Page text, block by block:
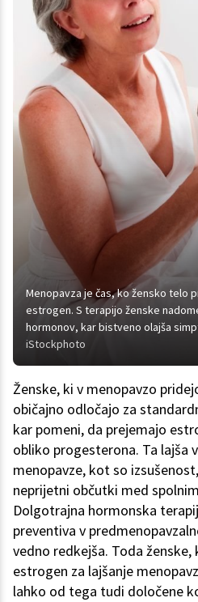
Menopavza je čas, ko žensko telo
estrogen. S terapijo ženske
hormonov, kar bistveno olajša
iStockphoto
Ženske, ki v menopavzo
običajno odločajo za
kar pomeni, da prejemajo
obliko progesterona. Ta lajša
menopavze, kot so
neprijetni občutki med
Dolgotrajna hormonska
preventiva v
vedno redkejša. Toda
estrogen za lajšanje
lahko od tega tudi določene